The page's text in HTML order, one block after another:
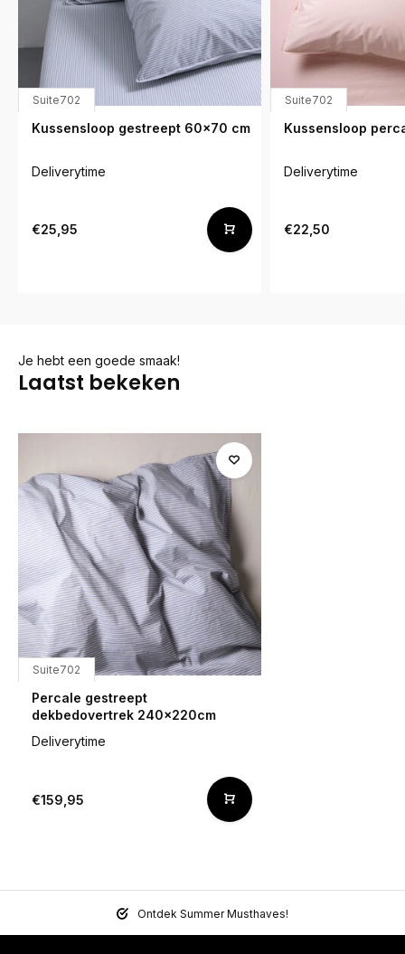
Suite702
Kussensloop gestreept 60x70 cm
Deliverytime
€25,95
Suite702
Kussensloop
Deliverytime
€22,50
Je hebt een goede smaak!
Laatst bekeken
Suite702
Percale gestreept
dekbedovertrek 240x220cm
Deliverytime
€159,95
Ontdek Summer Musthaves!